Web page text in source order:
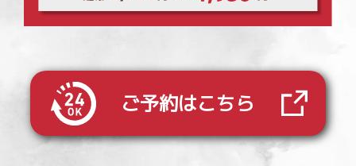
ご予約はこちら